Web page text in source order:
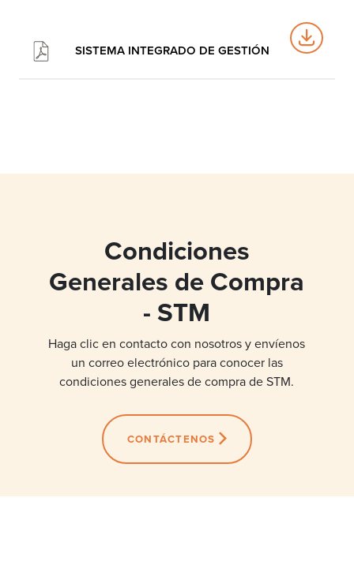
SISTEMA INTEGRADO DE GESTIÓN
Condiciones
Generales de Compra
- STM
Haga clic en contacto con nosotros y envíenos
un correo electrónico para conocer las
condiciones generales de compra de STM.
CONTÁCTENOS